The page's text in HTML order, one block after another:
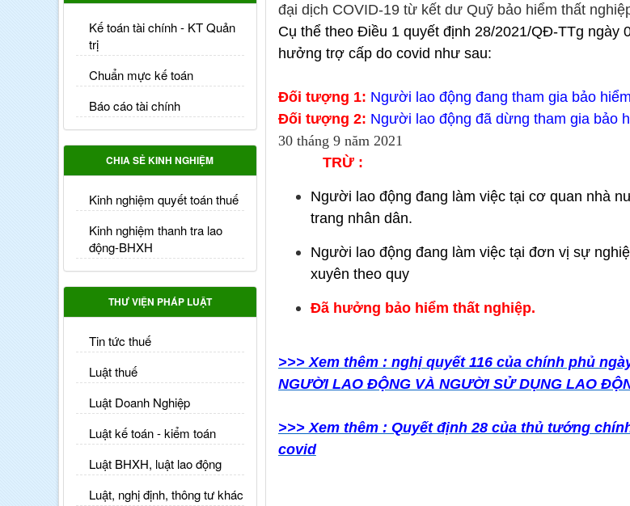
đại dịch COVID-19 từ kết dư Quỹ bảo hiểm thất
Cụ thể theo Điều 1 quyết định 28/2021/QĐ-TTg ngày
hưởng trợ cấp do covid như sau:
Đối tượng 1: Người lao động đang tham gia bảo
Đối tượng 2: Người lao động đã dừng tham gia bảo
30 tháng 9 năm 2021
TRỪ :
Người lao động đang làm việc tại cơ quan nhà
trang nhân dân.
Người lao động đang làm việc tại đơn vị sự
xuyên theo quy
Đã hưởng bảo hiểm thất nghiệp.
>>> Xem thêm : nghị quyết 116 của chính phủ
NGƯỜI LAO ĐỘNG VÀ NGƯỜI SỬ DỤNG LAO
>>> Xem thêm : Quyết định 28 của thủ tướng
covid
Kế toán tài chính - KT Quản
trị
Chuẩn mực kế toán
Báo cáo tài chính
CHIA SẺ KINH NGHIỆM
Kinh nghiệm quyết toán thuế
Kinh nghiệm thanh tra lao
động-BHXH
THƯ VIỆN PHÁP LUẬT
Tin tức thuế
Luật thuế
Luật Doanh Nghiệp
Luật kế toán - kiểm toán
Luật BHXH, luật lao động
Luật, nghị định, thông tư khác